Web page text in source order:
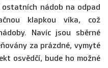
nádob na odpad
klapkou víka, což
Navíc jsou sběrné
za prázdné, vymyté
osvědčí, bude ho možné